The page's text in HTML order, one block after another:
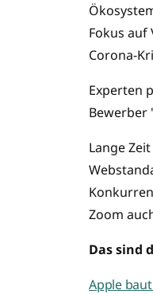
Fokus
Corona-
Experten
Bewerber
Lange
Zoom
Das sind
Apple